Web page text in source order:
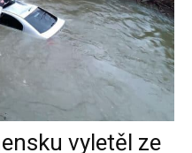
vyletěl ze